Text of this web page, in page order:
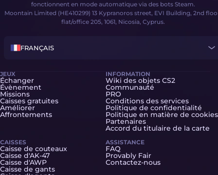
fonctionnent en mode automatique via des bots Steam.
Moontain Limited (HE410299) 13 Kypranoros street, EVI Building, 2nd
flat/office 205, 1061, Nicosia, Cyprus.
FRANÇAIS
JEUX
Échanger
Évènement
Missions
Caisses gratuites
Améliorer
Affrontements
CAISSES
Caisse de couteaux
Caisse d'AK-47
Caisse d'AWP
Caisse de gants
INFORMATION
Wiki des objets CS2
Communauté
PRO
Conditions des services
Politique de confidentialité
Politique en matière de cookies
Partenaires
Accord du titulaire de la carte
ASSISTANCE
FAQ
Provably Fair
Contactez-nous